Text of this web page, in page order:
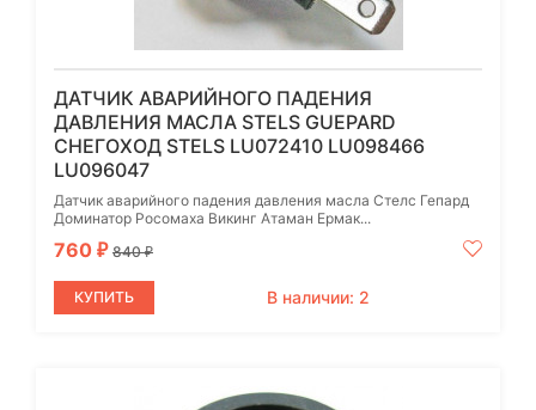
ДАТЧИК АВАРИЙНОГО ПАДЕНИЯ
ДАВЛЕНИЯ МАСЛА STELS GUEPARD
СНЕГОХОД STELS LU072410 LU098466
LU096047
Датчик аварийного падения давления масла Стелс Гепард
Доминатор Росомаха Викинг Атаман Ермак...
760 ₽ 840₽
КУПИТЬ В наличии: 2